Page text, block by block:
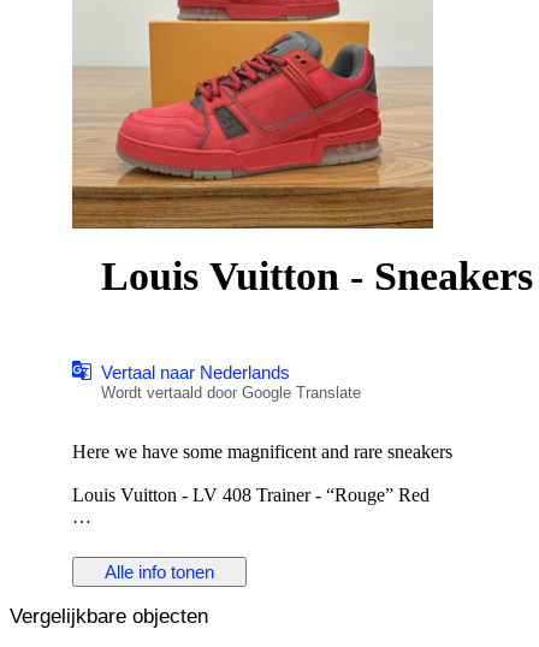
Louis Vuitton - Sneakers
Vertaal naar Nederlands
Wordt vertaald door Google Translate
Here we have some magnificent and rare sneakers
Louis Vuitton - LV 408 Trainer - “Rouge” Red
Used with small signs of wear, in really good condition 9/10
Authentication link :
Alle info tonen
Vergelijkbare objecten